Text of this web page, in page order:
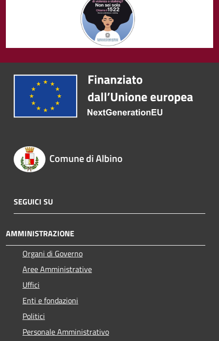
Comune di Albino
SEGUICI SU
AMMINISTRAZIONE
Organi di Governo
Aree Amministrative
Uffici
Enti e fondazioni
Politici
Personale Amministrativo